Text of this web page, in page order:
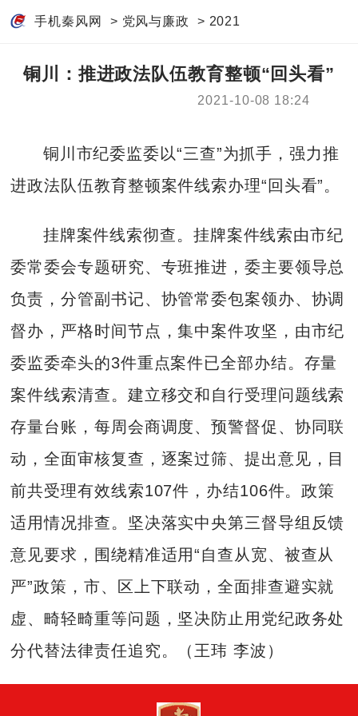
手机秦风网 > 党风与廉政 > 2021
铜川：推进政法队伍教育整顿“回头看”
2021-10-08 18:24
铜川市纪委监委以“三查”为抓手，强力推
进政法队伍教育整顿案件线索办理“回头看”。
挂牌案件线索彻查。挂牌案件线索由市纪
委常委会专题研究、专班推进，委主要领导总
负责，分管副书记、协管常委包案领办、协调
督办，严格时间节点，集中案件攻坚，由市纪
委监委牵头的3件重点案件已全部办结。存量
案件线索清查。建立移交和自行受理问题线索
存量台账，每周会商调度、预警督促、协同联
动，全面审核复查，逐案过筛、提出意见，目
前共受理有效线索107件，办结106件。政策
适用情况排查。坚决落实中央第三督导组反馈
意见要求，围绕精准适用“自查从宽、被查从
严”政策，市、区上下联动，全面排查避实就
虚、畸轻畸重等问题，坚决防止用党纪政务处
分代替法律责任追究。（王玮 李波）